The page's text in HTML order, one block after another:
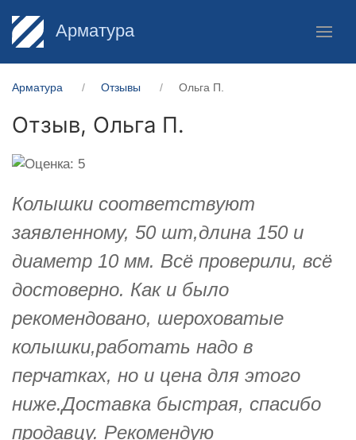
Арматура
Арматура Отзывы Ольга П.
Отзыв, Ольга П.
Колышки соответствуют
заявленному, 50 шт,длина 150 и
диаметр 10 мм. Всё проверили, всё
достоверно. Как и было
рекомендовано, шероховатые
колышки,работать надо в
перчатках, но и цена для этого
ниже.Доставка быстрая, спасибо
продавцу. Рекомендую